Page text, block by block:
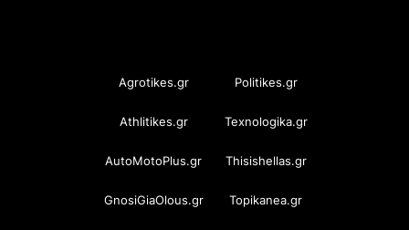
Agrotikes.gr Politikes.gr
Athlitikes.gr Texnologika.gr
AutoMotoPlus.gr Thisishellas.gr
GnosiGiaOlous.gr Topikanea.gr